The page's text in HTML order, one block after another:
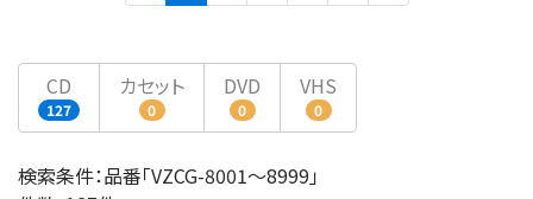
CD
127
カセット
0
DVD
0
VHS
0
検索条件：品番「VZCG-8001〜8999」